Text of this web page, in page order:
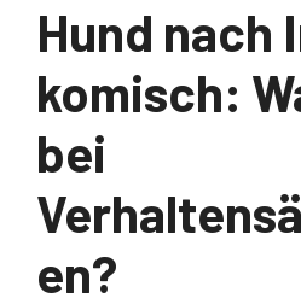
Hund nach
komisch:
bei
en?